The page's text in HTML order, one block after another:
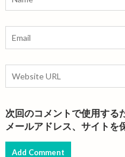
次回のコメントで使用する
メールアドレス、サイトを